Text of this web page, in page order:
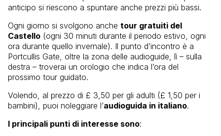
anticipo si riescono a spuntare anche prezzi più bassi.
Ogni giorno si svolgono anche tour gratuiti del
Castello (ogni 30 minuti durante il periodo estivo, ogni
ora durante quello invernale). Il punto d’incontro è a
Portcullis Gate, oltre la zona delle audioguide, lì – sulla
destra – troverai un orologio che indica l’ora del
prossimo tour guidato.
Volendo, al prezzo di £ 3,50 per gli adulti (£ 1,50 per i
bambini), puoi noleggiare l’audioguida in italiano.
I principali punti di interesse sono: